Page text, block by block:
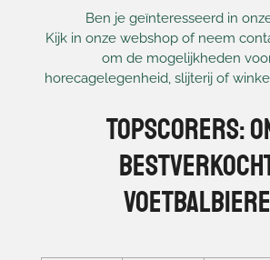
Ben je geïnteresseerd in
Kijk in onze webshop of neem
om de mogelijkheden
horecagelegenheid, slijterij of
Topscorers: